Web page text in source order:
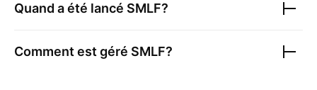
Quand a été lancé SMLF?
Comment est géré SMLF?